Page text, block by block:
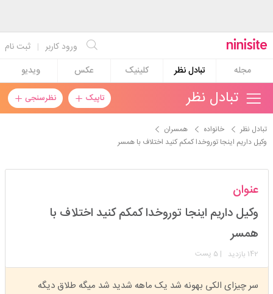
ثبت نام | ورود کاربر
مجله
تبادل نظر کلینیک عکس ویدیو
تاپیک نظرسنجی تبادل نظر
تبادل نظر خانواده
همسران
وکیل داریم اینجا توروخدا کمکم کنید اختلاف با همسر
تعداد پست: 4058
عنوان
وکیل داریم اینجا توروخدا کمکم کنید اختلاف با
همسر
142 بازدید | 5 پست
سر چیزای الکی بهونه شد یک ماهه شدید شد میگه طلاق دیگه